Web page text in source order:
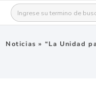
Buscar:
Noticias » “La Unidad